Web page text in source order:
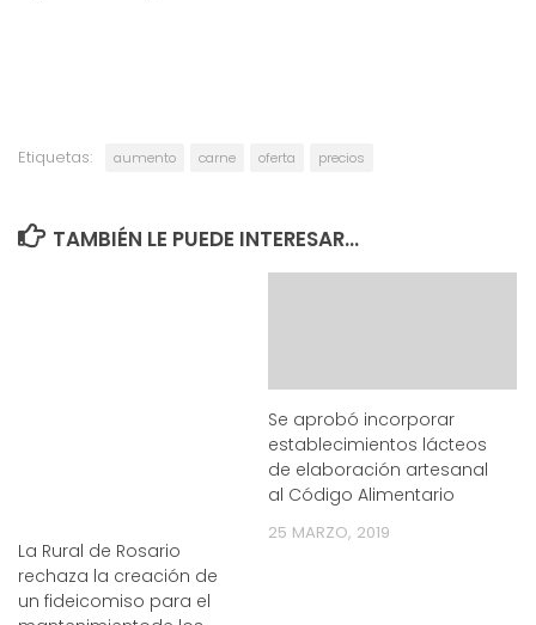
Etiquetas: aumento carne oferta precios
TAMBIÉN LE PUEDE INTERESAR...
La Rural de Rosario
rechaza la creación de
un fideicomiso para el
Se aprobó incorporar
establecimientos lácteos
de elaboración artesanal
al Código Alimentario
25 MARZO, 2019